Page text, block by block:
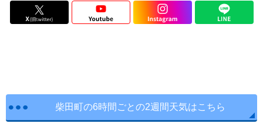
柴田町の6時間ごとの2週間天気はこちら